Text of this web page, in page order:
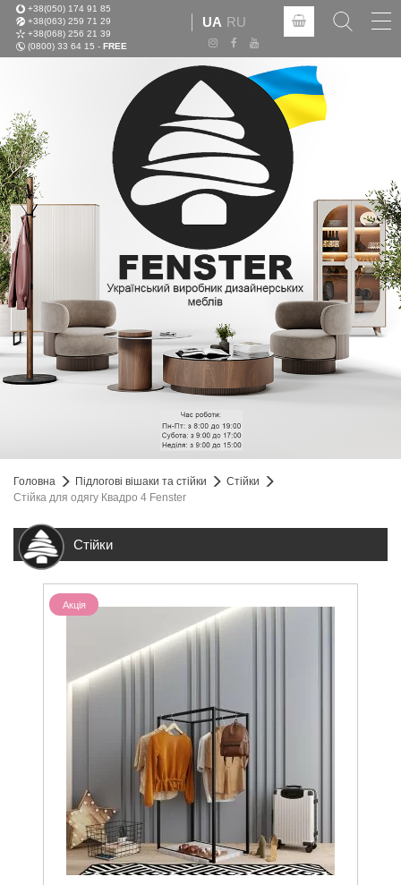
+38(050) 174 91 85
+38(063) 259 71 29
+38(068) 256 21 39
(0800) 33 64 15 - FREE
UA RU
Головна Підлогові вішаки та стійки
Стійки
Стійка для одягу Квадро 4 Fenster
Стійки
Акція